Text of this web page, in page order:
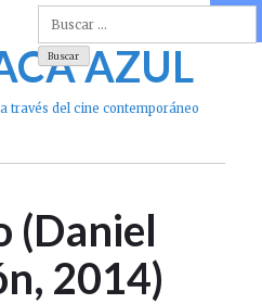
AZUL
través del cine contemporáneo
(Daniel
2014)